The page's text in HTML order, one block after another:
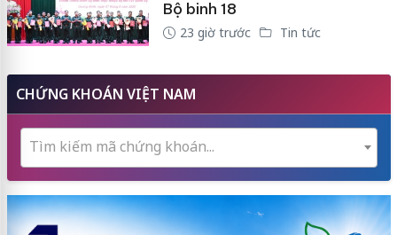
Bộ binh 18
23 giờ trước Tin tức
CHỨNG KHOÁN VIỆT NAM
Tìm kiếm mã chứng khoán...